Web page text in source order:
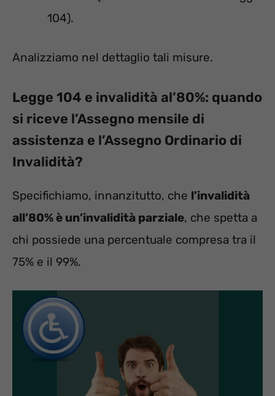
104).
Analizziamo nel dettaglio tali misure.
Legge 104 e invalidità al’80%: quando
si riceve l’Assegno mensile di
assistenza e l’Assegno Ordinario di
Invalidità?
Specifichiamo, innanzitutto, che l’invalidità
all’80% è un’invalidità parziale, che spetta a
chi possiede una percentuale compresa tra il
75% e il 99%.